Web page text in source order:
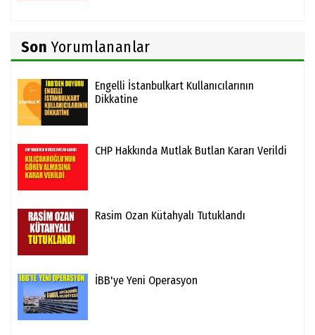
Son Yorumlananlar
Engelli İstanbulkart Kullanıcılarının
Dikkatine
CHP Hakkında Mutlak Butlan Kararı Verildi
Rasim Ozan Kütahyalı Tutuklandı
İBB'ye Yeni Operasyon